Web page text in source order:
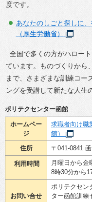
度です。
あなたのしごと探しに
（厚生労働省）
全国で多くの方がハロー
ています。ものづくりから
まで、さまざまな訓練コー
ングを受講して新たな人生
ポリテクセンター函館
ホームペー
ジ
求職者向け職
館）
住所
〒041-0841
利用時間
月曜日から金
8時30分から
お問い合せ
ポリテクセン
ター函館訓練